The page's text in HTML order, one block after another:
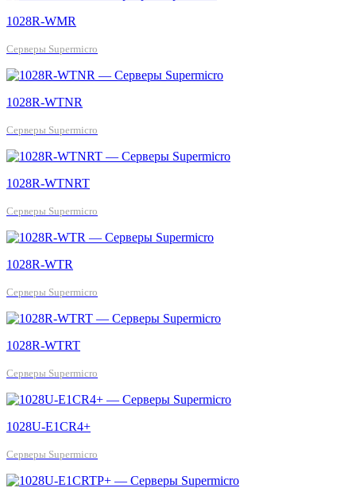
1028R-WMR
Серверы Supermicro
1028R-WTNR
Серверы Supermicro
1028R-WTNRT
Серверы Supermicro
1028R-WTR
Серверы Supermicro
1028R-WTRT
Серверы Supermicro
1028U-E1CR4+
Серверы Supermicro